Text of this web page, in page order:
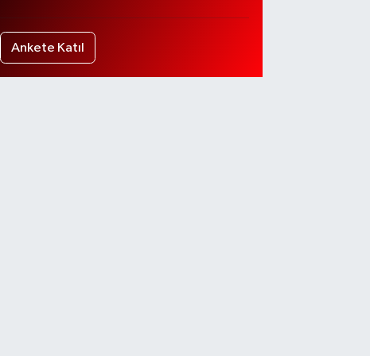
Ankete Katıl